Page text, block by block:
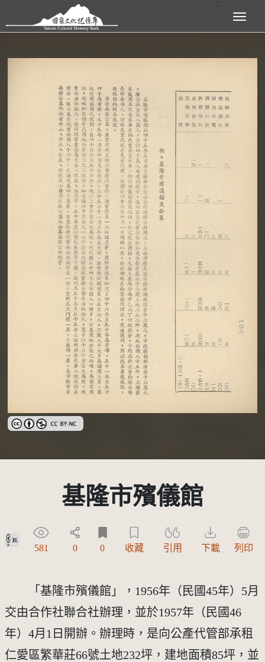
跳到主要內容區塊 展開選單
創用CC姓名標示-非商業性 3.0 台灣及其後版本(CC BY-NC 3.0 TW +)
基隆市殯儀館
政府資料開放授權條款-第1版(OGDL 1.0)
581 0 0 收藏 引用 下載 列印
「基隆市殯儀館」，1956年（民國45年）5月
交由合作社聯合社辦理，並於1957年（民國46
年）4月1日開辦。辦理時，是向公產代管部承租
仁愛區繁華莊66號土地232坪，建地面積85坪，並